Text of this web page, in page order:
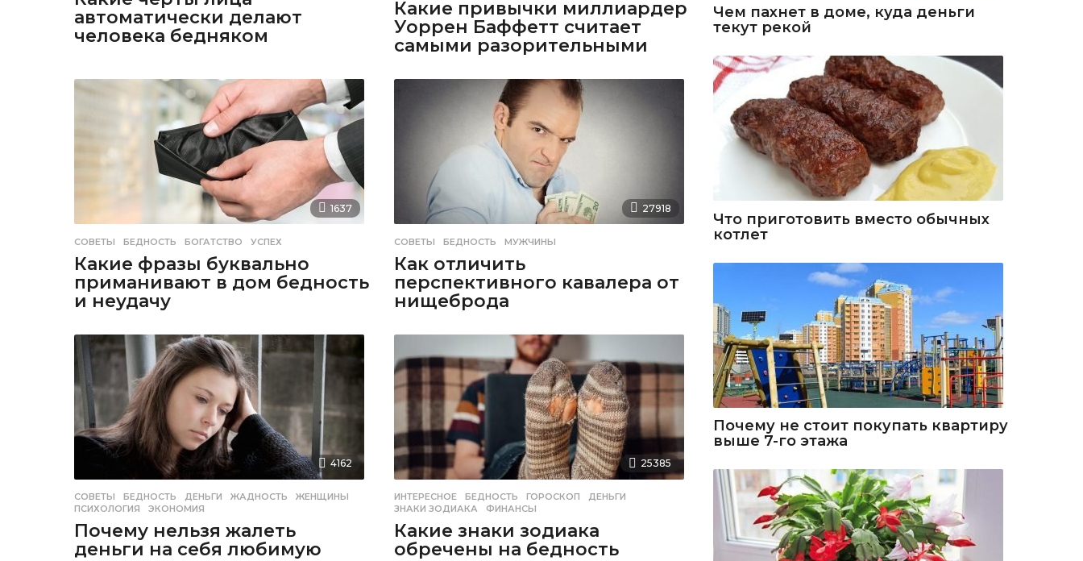
автоматически делают
человека бедняком
Какие привычки миллиардер
Уоррен Баффетт считает
самыми разорительными
1637
СОВЕТЫ БЕДНОСТЬ ,БОГАТСТВО ,УСПЕХ
Какие фразы буквально
приманивают в дом бедность
и неудачу
27918
СОВЕТЫ БЕДНОСТЬ ,МУЖЧИНЫ
Как отличить
перспективного кавалера от
нищеброда
4162
СОВЕТЫ БЕДНОСТЬ ,ДЕНЬГИ ,ЖАДНОСТЬ ,ЖЕНЩИНЫ
ПСИХОЛОГИЯ
,ЭКОНОМИЯ
Почему нельзя жалеть
деньги на себя любимую
25385
ИНТЕРЕСНОЕ БЕДНОСТЬ ,ГОРОСКОП ,ДЕНЬГИ
ЗНАКИ ЗОДИАКА
,ФИНАНСЫ
Какие знаки зодиака
обречены на бедность
Чем пахнет в доме, куда деньги
текут рекой
Что приготовить вместо обычных
котлет
Почему не стоит покупать квартиру
выше 7-го этажа